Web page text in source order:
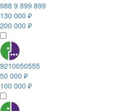
988 9 899 899
130 000 ₽
200 000 ₽
9210050555
50 000 ₽
100 000 ₽